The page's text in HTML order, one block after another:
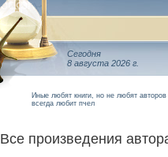
Сегодня
8 августа 2026 г.
Иные любят книги, но не любят
всегда любит пчел
Все произведения